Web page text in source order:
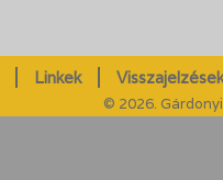
Linkek
© 2026.